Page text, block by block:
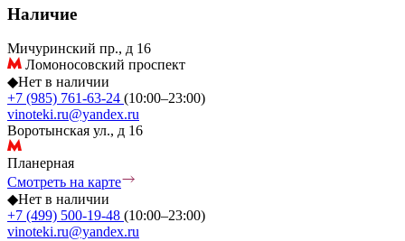
Наличие
Мичуринский пр., д 16
Ломоносовский проспект
◆Нет в наличии
+7 (985) 761-63-24 (10:00–23:00)
vinoteki.ru@yandex.ru
Воротынская ул., д 16
Планерная
Смотреть на карте
◆Нет в наличии
+7 (499) 500-19-48 (10:00–23:00)
vinoteki.ru@yandex.ru